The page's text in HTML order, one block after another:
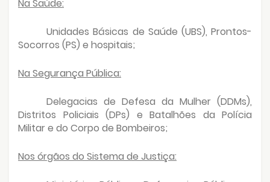
Na Saúde:
Unidades Básicas de Saúde (UBS), Prontos-
Socorros (PS) e hospitais;
Na Segurança Pública:
Delegacias de Defesa da Mulher (DDMs),
Distritos Policiais (DPs) e Batalhões da Polícia
Militar e do Corpo de Bombeiros;
Nos órgãos do Sistema de Justiça: